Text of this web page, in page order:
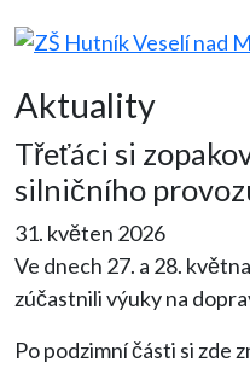
Aktuality
Třeťáci si
silničního
31. květen 2026
Ve dnech 27. a 28.
zúčastnili výuky na
Po podzimní části si zde